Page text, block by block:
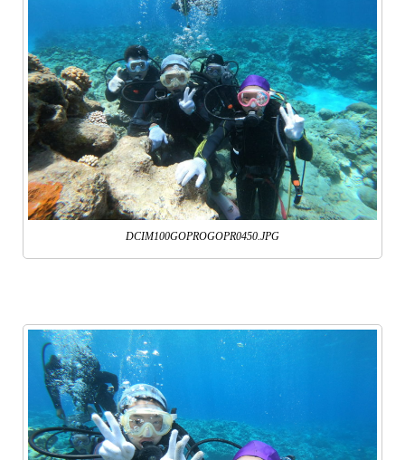
DCIM100GOPROGOPR0450.JPG